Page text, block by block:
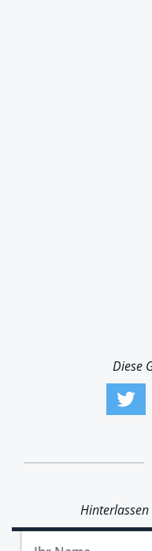
Diese